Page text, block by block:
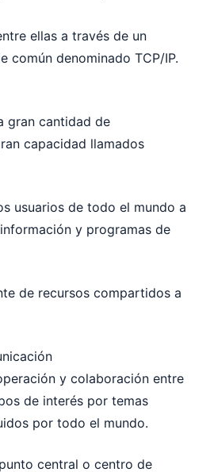
ellas a través de un
común denominado TCP/IP.
gran cantidad de
capacidad llamados
usuarios de todo el mundo a
y programas de
de recursos compartidos a
y colaboración entre
de interés por temas
por todo el mundo.
central o centro de